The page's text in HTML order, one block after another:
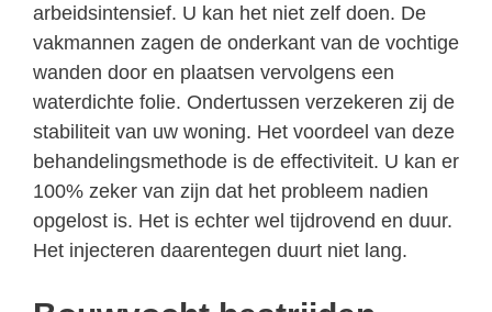
arbeidsintensief. U kan het niet zelf doen. De
vakmannen zagen de onderkant van de vochtige
wanden door en plaatsen vervolgens een
waterdichte folie. Ondertussen verzekeren zij de
stabiliteit van uw woning. Het voordeel van deze
behandelingsmethode is de effectiviteit. U kan er
100% zeker van zijn dat het probleem nadien
opgelost is. Het is echter wel tijdrovend en duur.
Het injecteren daarentegen duurt niet lang.